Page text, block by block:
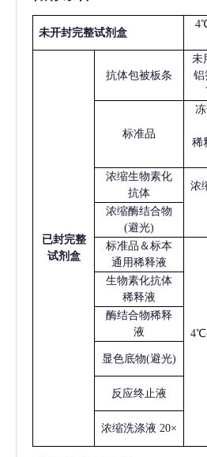
未开封完整试剂盒
已封完整
试剂盒
抗体包被板条
未
铝
标准品
稀
浓缩生物素化
抗体
浓
浓缩酶结合物
(避光)
标准品＆标本
通用稀释液
4℃
生物素化抗体
稀释液
酶结合物稀释
液
显色底物(避光)
反应终止液
浓缩洗涤液 20×